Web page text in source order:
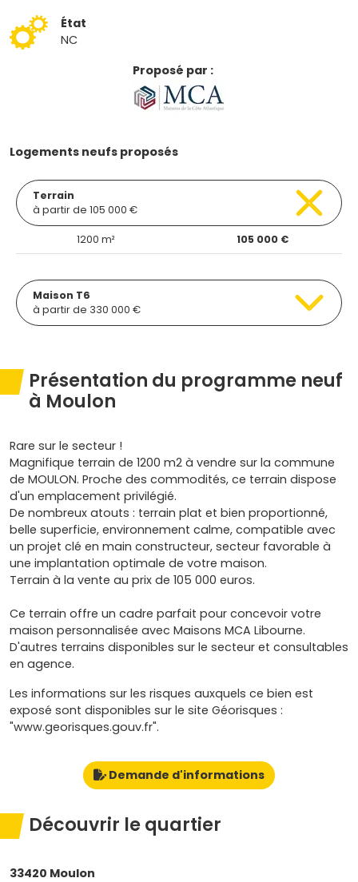
État
NC
Proposé par :
Logements neufs proposés
Terrain
à partir de 105 000 €
1200 m² 105 000 €
Maison T6
à partir de 330 000 €
Présentation du programme neuf
à Moulon
Rare sur le secteur !
Magnifique terrain de 1200 m2 à vendre sur la commune
de MOULON. Proche des commodités, ce terrain dispose
d'un emplacement privilégié.
De nombreux atouts : terrain plat et bien proportionné,
belle superficie, environnement calme, compatible avec
un projet clé en main constructeur, secteur favorable à
une implantation optimale de votre maison.
Terrain à la vente au prix de 105 000 euros.
Ce terrain offre un cadre parfait pour concevoir votre
maison personnalisée avec Maisons MCA Libourne.
D'autres terrains disponibles sur le secteur et consultables
en agence.
Les informations sur les risques auxquels ce bien est
exposé sont disponibles sur le site Géorisques :
"www.georisques.gouv.fr".
Demande d'informations
Découvrir le quartier
33420 Moulon